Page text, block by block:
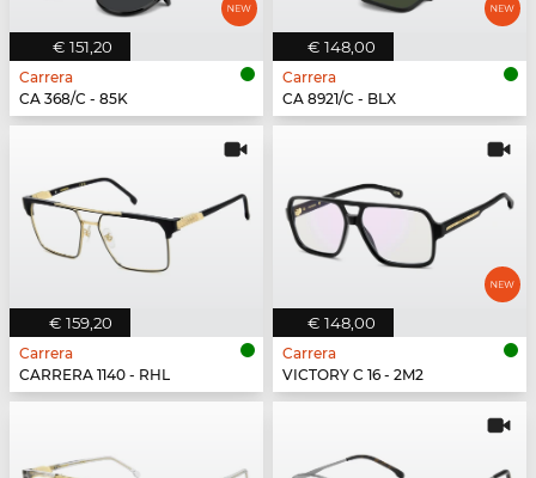
€ 151,20
Carrera
CA 368/C - 85K
€ 148,00
Carrera
CA 8921/C - BLX
€ 159,20
Carrera
CARRERA 1140 - RHL
€ 148,00
Carrera
VICTORY C 16 - 2M2